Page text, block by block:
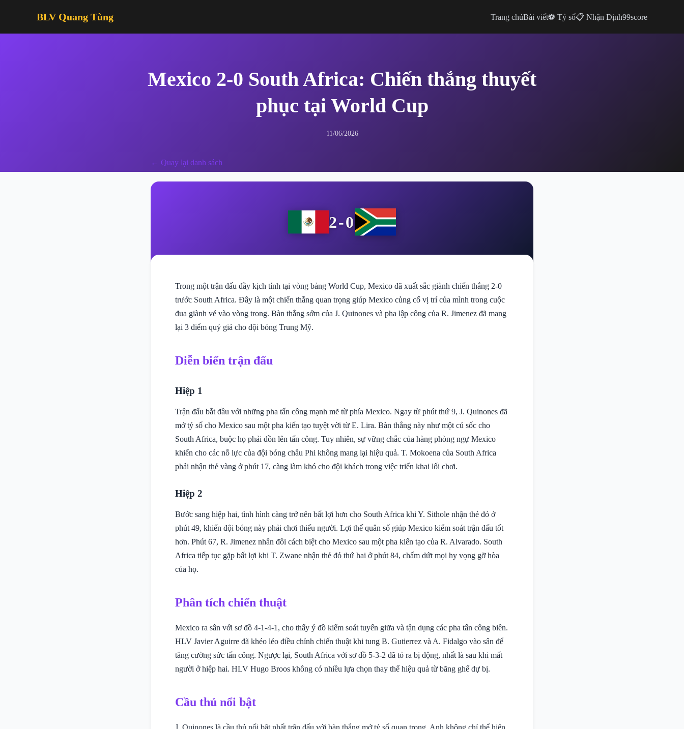
BLV Quang Tùng Trang chủBài viết⚽ Tỷ số📋 Nhận Định99score
Mexico 2-0 South Africa: Chiến thắng thuyết
phục tại World Cup
11/06/2026
← Quay lại danh sách
2-0
Trong một trận đấu đầy kịch tính tại vòng bảng World Cup, Mexico đã xuất sắc giành chiến thắng 2-0
trước South Africa. Đây là một chiến thắng quan trọng giúp Mexico củng cố vị trí của mình trong cuộc
đua giành vé vào vòng trong. Bàn thắng sớm của J. Quinones và pha lập công của R. Jimenez đã mang
lại 3 điểm quý giá cho đội bóng Trung Mỹ.
Diễn biến trận đấu
Hiệp 1
Trận đấu bắt đầu với những pha tấn công mạnh mẽ từ phía Mexico. Ngay từ phút thứ 9, J. Quinones đã
mở tỷ số cho Mexico sau một pha kiến tạo tuyệt vời từ E. Lira. Bàn thắng này như một cú sốc cho
South Africa, buộc họ phải dồn lên tấn công. Tuy nhiên, sự vững chắc của hàng phòng ngự Mexico
khiến cho các nỗ lực của đội bóng châu Phi không mang lại hiệu quả. T. Mokoena của South Africa
phải nhận thẻ vàng ở phút 17, càng làm khó cho đội khách trong việc triển khai lối chơi.
Hiệp 2
Bước sang hiệp hai, tình hình càng trở nên bất lợi hơn cho South Africa khi Y. Sithole nhận thẻ đỏ ở
phút 49, khiến đội bóng này phải chơi thiếu người. Lợi thế quân số giúp Mexico kiểm soát trận đấu tốt
hơn. Phút 67, R. Jimenez nhân đôi cách biệt cho Mexico sau một pha kiến tạo của R. Alvarado. South
Africa tiếp tục gặp bất lợi khi T. Zwane nhận thẻ đỏ thứ hai ở phút 84, chấm dứt mọi hy vọng gỡ hòa
của họ.
Phân tích chiến thuật
Mexico ra sân với sơ đồ 4-1-4-1, cho thấy ý đồ kiểm soát tuyến giữa và tận dụng các pha tấn công biên.
HLV Javier Aguirre đã khéo léo điều chỉnh chiến thuật khi tung B. Gutierrez và A. Fidalgo vào sân để
tăng cường sức tấn công. Ngược lại, South Africa với sơ đồ 5-3-2 đã tỏ ra bị động, nhất là sau khi mất
người ở hiệp hai. HLV Hugo Broos không có nhiều lựa chọn thay thế hiệu quả từ băng ghế dự bị.
Cầu thủ nổi bật
J. Quinones là cầu thủ nổi bật nhất trận đấu với bàn thắng mở tỷ số quan trọng. Anh không chỉ thể hiện